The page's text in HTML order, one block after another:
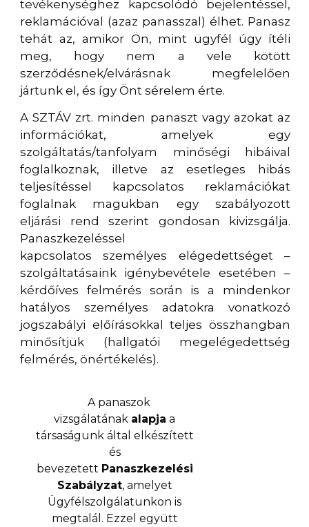
tevékenységhez kapcsolódó bejelentéssel,
reklamációval (azaz panasszal) élhet. Panasz
tehát az, amikor Ön, mint ügyfél úgy ítéli
meg, hogy nem a vele kötött
szerződésnek/elvárásnak megfelelően
jártunk el, és így Önt sérelem érte.
A SZTÁV zrt. minden panaszt vagy azokat az
információkat, amelyek egy
szolgáltatás/tanfolyam minőségi hibáival
foglalkoznak, illetve az esetleges hibás
teljesítéssel kapcsolatos reklamációkat
foglalnak magukban egy szabályozott
eljárási rend szerint gondosan kivizsgálja.
Panaszkezeléssel
kapcsolatos személyes elégedettséget –
szolgáltatásaink igénybevétele esetében –
kérdőíves felmérés során is a mindenkor
hatályos személyes adatokra vonatkozó
jogszabályi előírásokkal teljes összhangban
minősítjük (hallgatói megelégedettség
felmérés, önértékelés).
A panaszok
vizsgálatának alapja a
társaságunk által elkészített
és
bevezetett Panaszkezelési
Szabályzat, amelyet
Ügyfélszolgálatunkon is
megtalál. Ezzel együtt